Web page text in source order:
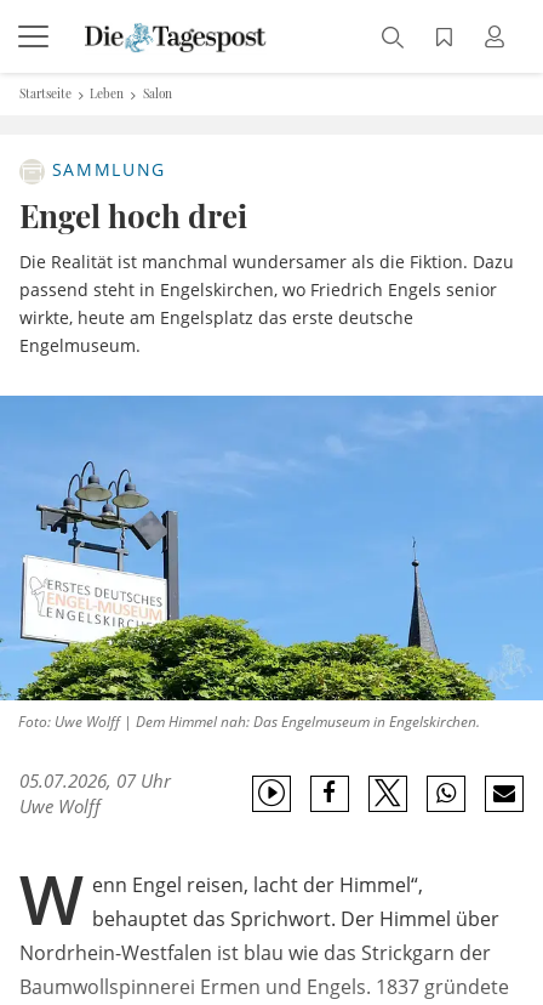
Startseite Leben Salon
SAMMLUNG
Engel hoch drei
Die Realität ist manchmal wundersamer als die Fiktion. Dazu
passend steht in Engelskirchen, wo Friedrich Engels senior
wirkte, heute am Engelsplatz das erste deutsche
Engelmuseum.
Foto: Uwe Wolff | Dem Himmel nah: Das Engelmuseum in Engelskirchen.
05.07.2026, 07 Uhr
Uwe Wolff
W enn Engel reisen, lacht der Himmel“,
behauptet das Sprichwort. Der Himmel über
Nordrhein-Westfalen ist blau wie das Strickgarn der
Baumwollspinnerei Ermen und Engels. 1837 gründete